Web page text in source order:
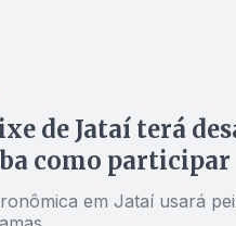
de Jataí terá
como participar
em Jataí usará